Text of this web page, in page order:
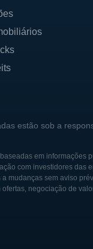
principais linhas
comercial. A
Outro aspecto vital
no meio
sua
estão sob a
em informações
com investidores das
mudanças sem aviso
negociação de